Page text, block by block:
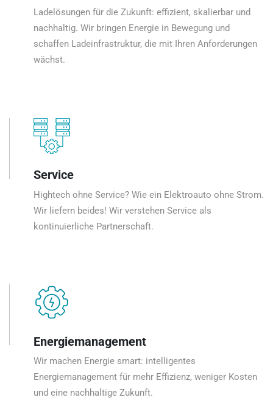
Ladelösungen für die Zukunft: effizient, skalierbar und
nachhaltig. Wir bringen Energie in Bewegung und
schaffen Ladeinfrastruktur, die mit Ihren Anforderungen
wächst.
Service
Hightech ohne Service? Wie ein Elektroauto ohne Strom.
Wir liefern beides! Wir verstehen Service als
kontinuierliche Partnerschaft.
Energiemanagement
Wir machen Energie smart: intelligentes
Energiemanagement für mehr Effizienz, weniger Kosten
und eine nachhaltige Zukunft.